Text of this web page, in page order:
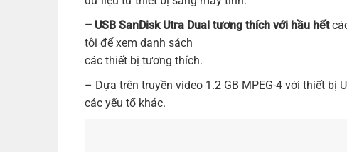
– USB SanDiskUtra Dual tương thích với hầu hết
tôi để xem danh sách
các thiết bị tương thích.
– Dựa trên truyền video 1.2 GB MPEG-4 với thiết
các yếu tố khác.